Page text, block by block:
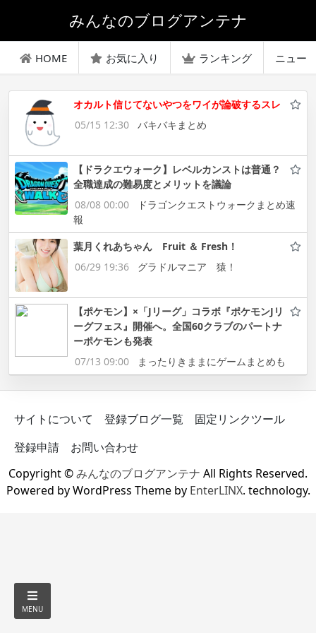
みんなのブログアンテナ
HOME お気に入り ランキング ニュー
オカルト信じてないやつをワイが論破するスレ
05/15 12:30
バキバキまとめ
【ドラクエウォーク】レベルカンストは普通？
全職達成の難易度とメリットを議論
08/08 00:00
ドラゴンクエストウォークまとめ速
報
葉月くれあちゃん Fruit ＆ Fresh！
06/29 19:36
グラドルマニア 猿！
【ポケモン】×「Jリーグ」コラボ『ポケモンJリ
ーグフェス』開催へ。全国60クラブのパートナ
ーポケモンも発表
07/13 09:00
まったりきままにゲームまとめも
サイトについて 登録ブログ一覧
固定リンクツール
登録申請
お問い合わせ
Copyright ©みんなのブログアンテナ All Rights Reserved.
Powered by WordPress Theme by EnterLINX. technology.
MENU